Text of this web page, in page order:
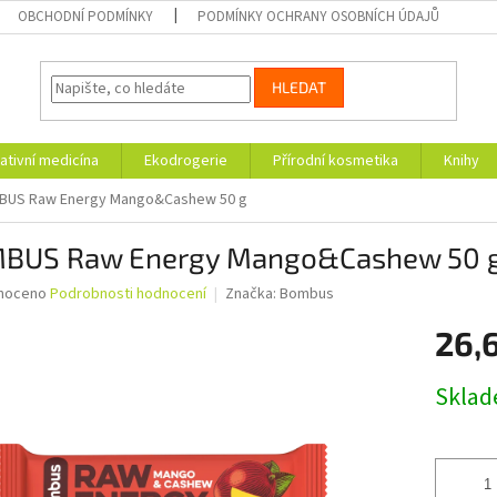
OBCHODNÍ PODMÍNKY PODMÍNKY OCHRANY OSOBNÍCH ÚDAJŮ
HLEDAT
medicína Ekodrogerie Přírodní kosmetika Knihy
Raw Energy Mango&Cashew 50 g
Raw Energy Mango&Cashew 50
Podrobnosti hodnocení Značka: Bombus
cena: